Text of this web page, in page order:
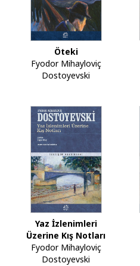
Öteki
Fyodor Mihayloviç
Dostoyevski
Yaz İzlenimleri
Üzerine Kış Notları
Fyodor Mihayloviç
Dostoyevski